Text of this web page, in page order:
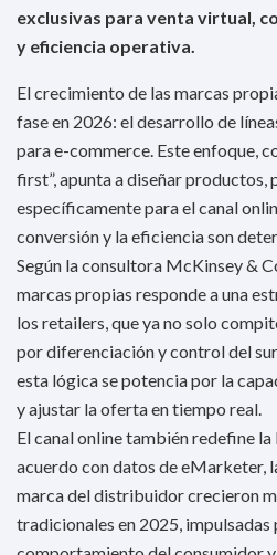
exclusivas para venta virtual,
y eficiencia operativa.
El crecimiento de las marcas
fase en 2026: el desarrollo de
para e-commerce. Este enfoque,
first”, apunta a diseñar productos,
específicamente para el canal
conversión y la eficiencia son
Según la consultora McKinsey &
marcas propias responde a una
los retailers, que ya no solo
por diferenciación y control del
esta lógica se potencia por la
y ajustar la oferta en tiempo real.
El canal online también redefine
acuerdo con datos de eMarketer,
marca del distribuidor crecieron
tradicionales en 2025, impulsadas